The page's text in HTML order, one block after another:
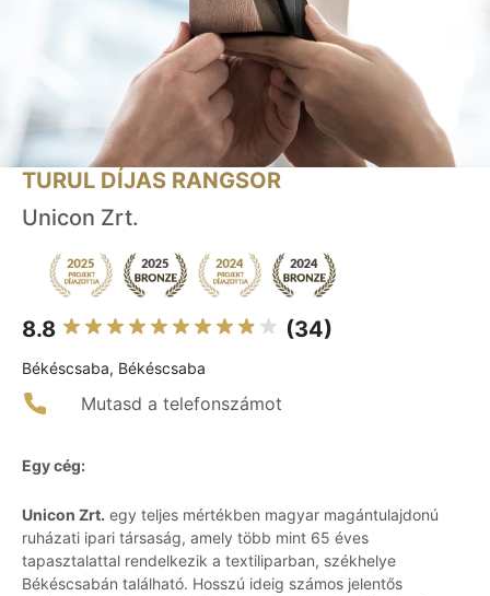
TURUL DÍJAS RANGSOR
Unicon Zrt.
8.8 (34)
Békéscsaba, Békéscsaba
Mutasd a telefonszámot
Egy cég:
Unicon Zrt. egy teljes mértékben magyar magántulajdonú
ruházati ipari társaság, amely több mint 65 éves
tapasztalattal rendelkezik a textiliparban, székhelye
Békéscsabán található. Hosszú ideig számos jelentős